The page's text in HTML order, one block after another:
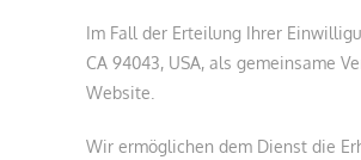
Im Fall der Erteilung Ihrer
CA 94043, USA, als gemeinsame
Website.
Wir ermöglichen dem Dienst die